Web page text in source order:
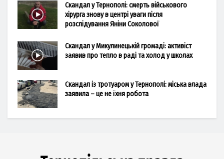
Скандал у Тернополі: смерть військового
хірурга знову в центрі уваги після
розслідування Яніни Соколової
Скандал у Микулинецькій громаді: активіст
заявив про тепло в раді та холод у школах
Скандал із тротуаром у Тернополі: міська влада
заявила – це не їхня робота